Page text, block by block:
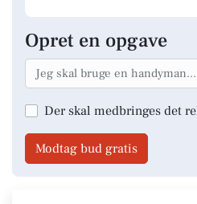
Opret en opgave
Der skal medbringes det
Modtag bud gratis